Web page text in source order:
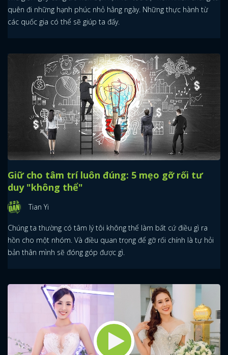
quên đi những hạnh phúc nhỏ hằng ngày. Những thực hành từ
các quốc gia có thể sẽ giúp ta đấy.
Giữ cho tâm trí luôn đúng: 5 mẹo gỡ rối tư
duy "không thể"
Tian Yi
Chúng ta thường có tâm lý tôi không thể làm bất cứ điều gì ra
hồn cho một nhóm. Và điều quan trọng để gỡ rối chính là tự hỏi
bản thân mình sẽ đóng góp được gì.